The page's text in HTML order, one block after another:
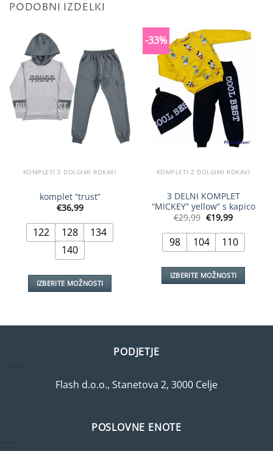
PODOBNI IZDELKI
KOMPLETI Z DOLGIMI ROKAVI
komplet “trust”
€36,99
122 128
134
140
IZBERITE MOŽNOSTI
ima
izberete
izdelka
-33%
KOMPLETI Z DOLGIMI ROKAVI
3 DELNI KOMPLET
“MICKEY” yellow” s kapico
€29,99 Izvirna
cena
je
bila:
€29,99.
€19,99Trenutna
je:
€19,99.
98 104 110
IZBERITE MOŽNOSTI
več
izberete
na
PODJETJE
Flash d.o.o., Stanetova 2, 3000 Celje
POSLOVNE ENOTE